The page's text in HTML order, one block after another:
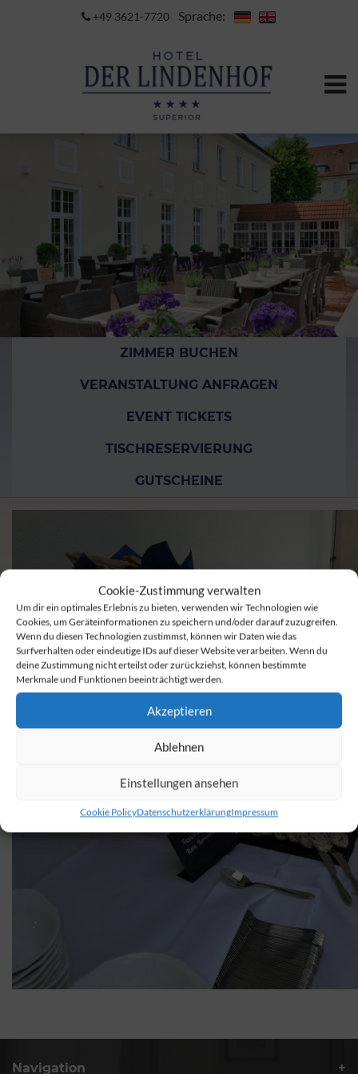
Cookie-Zustimmung verwalten
Um dir ein optimales Erlebnis zu bieten, verwenden wir Technologien wie
Cookies, um Geräteinformationen zu speichern und/oder darauf zuzugreifen.
Wenn du diesen Technologien zustimmst, können wir Daten wie das
Surfverhalten oder eindeutige IDs auf dieser Website verarbeiten. Wenn du
deine Zustimmung nicht erteilst oder zurückziehst, können bestimmte
Merkmale und Funktionen beeinträchtigt werden.
Akzeptieren
Ablehnen
Einstellungen ansehen
Cookie PolicyDatenschutzerklärungImpressum
+49 3621-7720 Sprache:
ZIMMER BUCHEN
VERANSTALTUNG ANFRAGEN
EVENT TICKETS
TISCHRESERVIERUNG
GUTSCHEINE
Navigation